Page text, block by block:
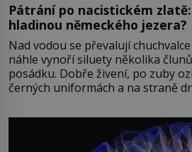
Pátrání po nacistickém
hladinou německého jezera?
Nad vodou se převalují
náhle vynoří siluety několika
posádku. Dobře živení, po zuby
černých uniformách a na straně
přízračná scéna znamená? Je
světová válka se chýlí ke konci.